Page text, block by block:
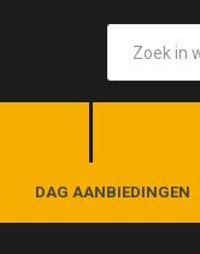
DAG AANBIEDINGEN